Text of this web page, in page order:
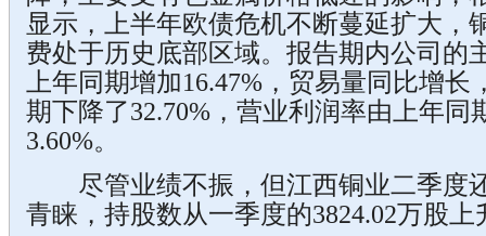
显示，上半年欧债危机不断蔓延扩大，
费处于历史底部区域。报告期内公司的
上年同期增加16.47%，贸易量同比增
期下降了32.70%，营业利润率由上年同
3.60%。
尽管业绩不振，但江西铜业二季度
青睐，持股数从一季度的3824.02万股上